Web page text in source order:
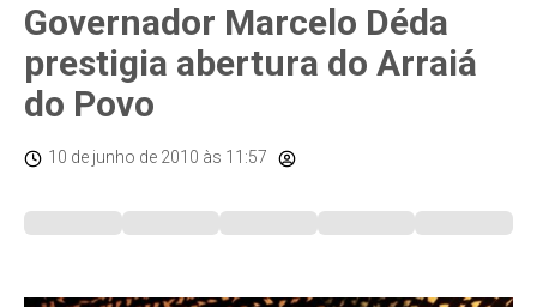
Governador Marcelo Déda
prestigia abertura do Arraiá
do Povo
10 de junho de 2010 às 11:57